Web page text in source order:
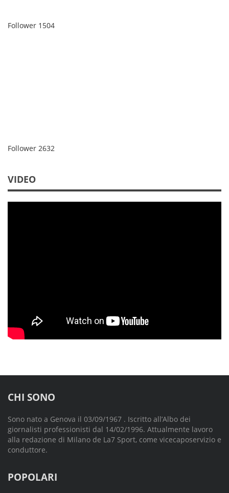
Follower 1504
Follower 2632
VIDEO
CHI SONO
Sono nato a Genova il 03/09/1967 . Iscritto all’Albo dei
giornalisti professionisti dal 14/02/1996. Attualmente lavoro
alla redazione di Milano de La7 Sport, come vicecaposervizio e
conduttore.
POPOLARI